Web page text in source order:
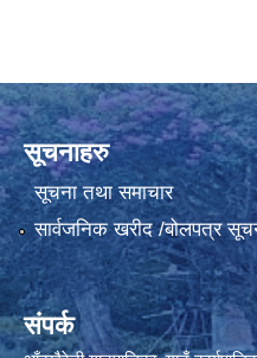
सूचनाहरु
सूचना तथा समाचार
सार्वजनिक खरीद /बोलपत्र
संपर्क